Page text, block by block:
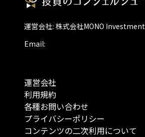
運営会社: 株式会社MONO Investment
Email:
運営会社
利用規約
各種お問い合わせ
プライバシーポリシー
コンテンツの二次利用について